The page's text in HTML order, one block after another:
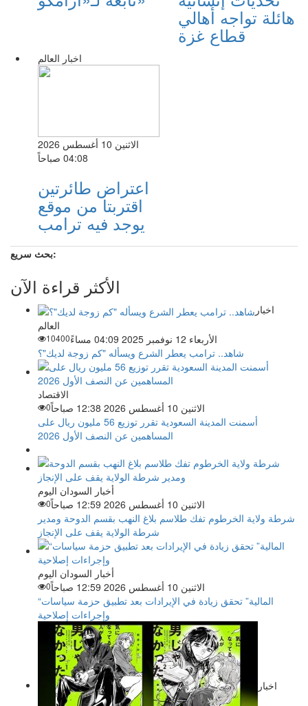
هائلة تواجه أهالي
قطاع غزة
اخبار العالم
الاثنين 10 أغسطس 2026
04:08 صباحاً
اعتراض طائرتين
اقتربتا من موقع
يوجد فيه ترامب
بحث سريع:
الأكثر قراءة الآن
اخبار
العالم
الأربعاء 12 نوفمبر 2025 04:09 مساءً
10400
شاهد.. ترامب يعطر الشرع ويسأله "كم زوجة لديك"؟
الاقتصاد
الاثنين 10 أغسطس 2026 12:38 صباحاً
0
أسمنت المدينة السعودية تقرر توزيع 56 مليون ريال على
المساهمين عن النصف الأول 2026
أخبار السودان اليوم
الاثنين 10 أغسطس 2026 12:59 صباحاً
0
شرطة ولاية الخرطوم تفك طلاسم بلاغ النهب بقسم الدوحة ومدير
شرطة الولاية يقف على الإنجاز
أخبار السودان اليوم
الاثنين 10 أغسطس 2026 12:59 صباحاً
0
“المالية” تحقق زيادة في الإيرادات بعد تطبيق حزمة سياسات
وإجراءات إصلاحية
اخبار